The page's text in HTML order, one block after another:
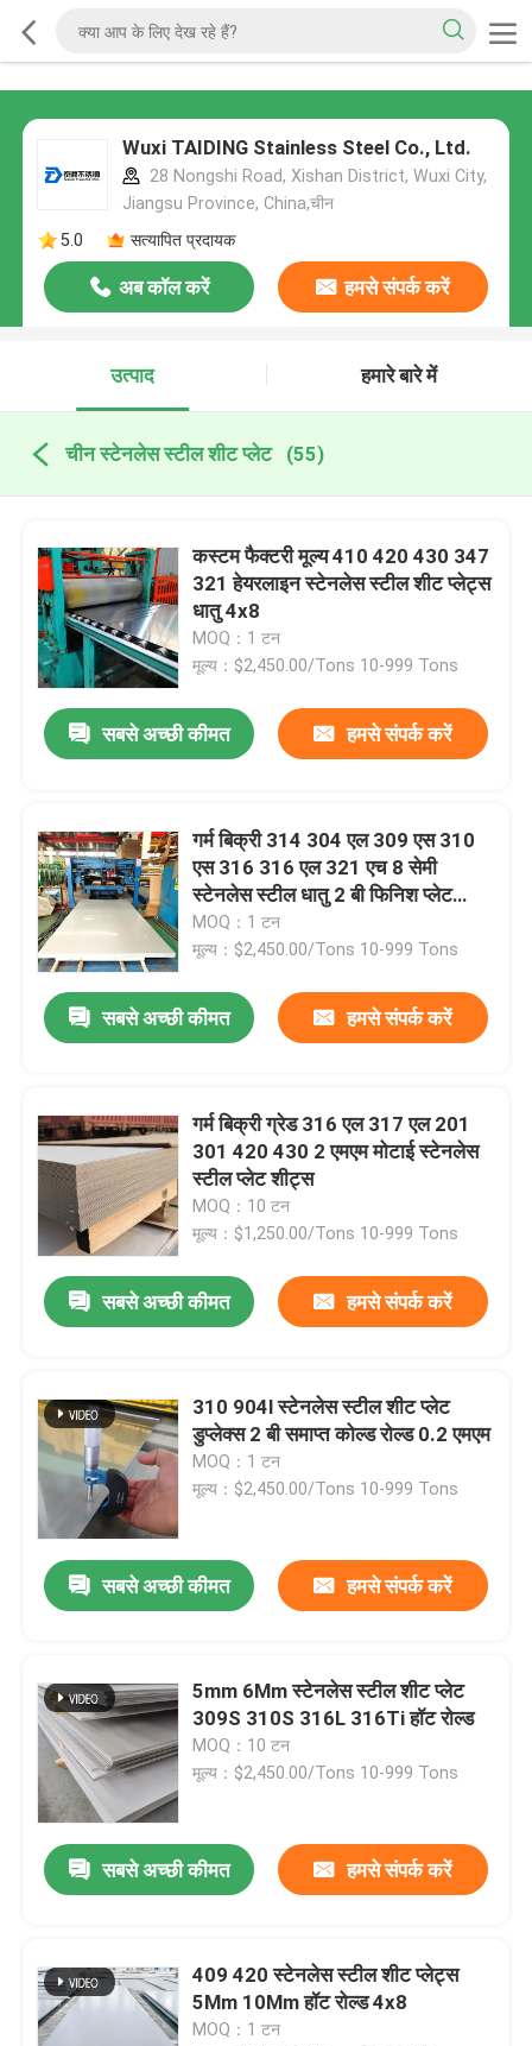
Wuxi TAIDING Stainless Steel Co., Ltd.
28 Nongshi Road, Xishan District, Wuxi City,
Jiangsu Province, China,चीन
5.0
सत्यापित प्रदायक
अब कॉल करें हमसे संपर्क करें
उत्पाद हमारे बारे में
चीन स्टेनलेस स्टील शीट प्लेट (55)
कस्टम फैक्टरी मूल्य 410 420 430 347
321 हेयरलाइन स्टेनलेस स्टील शीट प्लेट्स
धातु 4x8
MOQ：1 टन
मूल्य：$2,450.00/Tons 10-999 Tons
सबसे अच्छी कीमत हमसे संपर्क करें
गर्म बिक्री 314 304 एल 309 एस 310
एस 316 316 एल 321 एच 8 सेमी
स्टेनलेस स्टील धातु 2 बी फिनिश प्लेट
शीट्स
MOQ：1 टन
मूल्य：$2,450.00/Tons 10-999 Tons
सबसे अच्छी कीमत हमसे संपर्क करें
गर्म बिक्री ग्रेड 316 एल 317 एल 201
301 420 430 2 एमएम मोटाई स्टेनलेस
स्टील प्लेट शीट्स
MOQ：10 टन
मूल्य：$1,250.00/Tons 10-999 Tons
सबसे अच्छी कीमत हमसे संपर्क करें
310 904l स्टेनलेस स्टील शीट प्लेट
डुप्लेक्स 2 बी समाप्त कोल्ड रोल्ड 0.2 एमएम
MOQ：1 टन
मूल्य：$2,450.00/Tons 10-999 Tons
सबसे अच्छी कीमत हमसे संपर्क करें
5mm 6Mm स्टेनलेस स्टील शीट प्लेट
309S 310S 316L 316Ti हॉट रोल्ड
MOQ：10 टन
मूल्य：$2,450.00/Tons 10-999 Tons
सबसे अच्छी कीमत हमसे संपर्क करें
409 420 स्टेनलेस स्टील शीट प्लेट्स
5Mm 10Mm हॉट रोल्ड 4x8
MOQ：1 टन